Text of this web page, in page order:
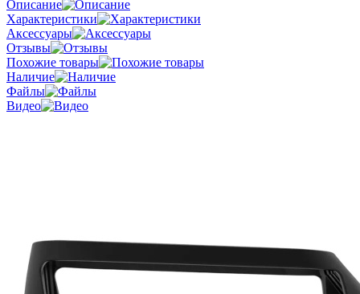
Описание
Характеристики
Аксессуары
Отзывы
Похожие товары
Наличие
Файлы
Видео